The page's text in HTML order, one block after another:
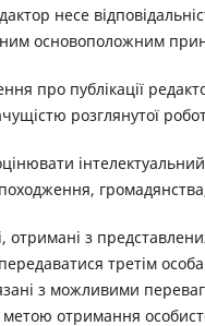
несе
основоположним
про публікації
розглянутої
інтелектуальний
походження,
отримані з
третім
з можливими
метою отримання